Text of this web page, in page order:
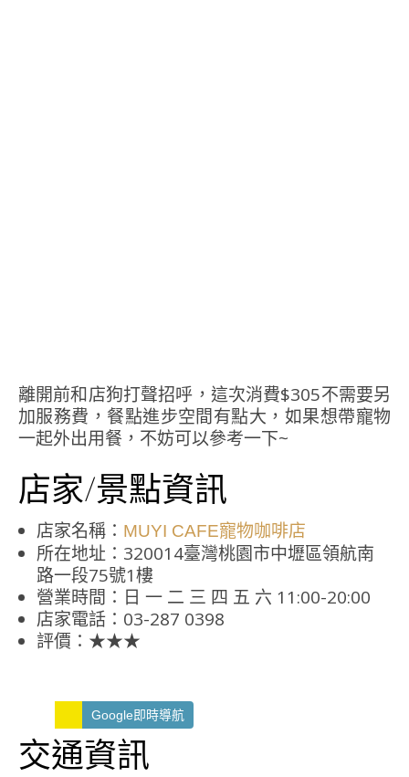
離開前和店狗打聲招呼，這次消費$305不需要另
加服務費，餐點進步空間有點大，如果想帶寵物
一起外出用餐，不妨可以參考一下~
店家/景點資訊
店家名稱： MUYI CAFE寵物咖啡店
所在地址：320014臺灣桃園市中壢區領航南
路一段75號1樓
營業時間：日 一 二 三 四 五 六 11:00-20:00
店家電話：03-287 0398
評價：★★★
Google即時導航
交通資訊